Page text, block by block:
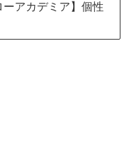
ーアカデミア】個性